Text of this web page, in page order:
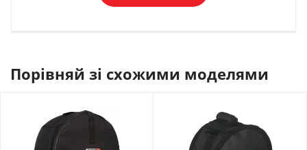
Порівняй зі схожими моделями